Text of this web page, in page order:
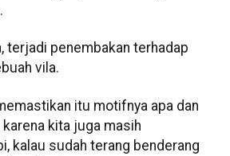
terjadi penembakan terhadap
vila.
itu motifnya apa dan
karena kita juga masih
kalau sudah terang benderang